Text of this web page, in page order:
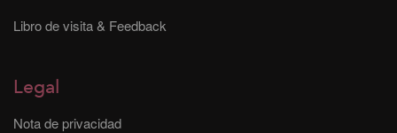
Libro de visita & Feedback
Legal
Nota de privacidad